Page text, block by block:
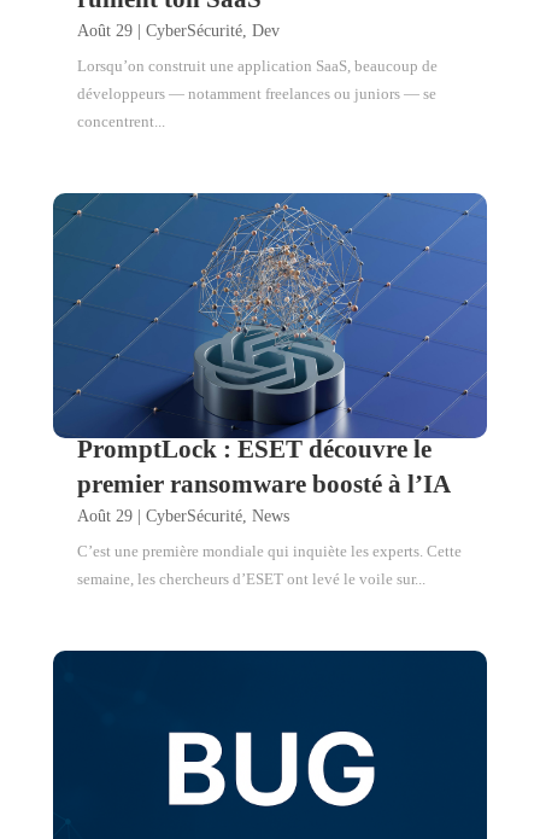
Août 29| CyberSécurité, Dev
Lorsqu’on construit une application SaaS, beaucoup de
développeurs — notamment freelances ou juniors — se
concentrent...
PromptLock : ESET découvre le
premier ransomware boosté à l’IA
Août 29| CyberSécurité, News
C’est une première mondiale qui inquiète les experts. Cette
semaine, les chercheurs d’ESET ont levé le voile sur...